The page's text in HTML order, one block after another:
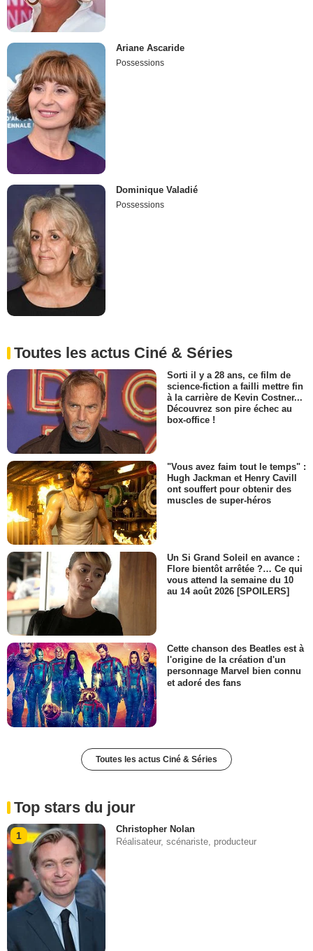
Ariane Ascaride
Possessions
Dominique Valadié
Possessions
Toutes les actus Ciné & Séries
Sorti il y a 28 ans, ce film de
science-fiction a failli mettre fin
à la carrière de Kevin Costner...
Découvrez son pire échec au
box-office !
"Vous avez faim tout le temps" :
Hugh Jackman et Henry Cavill
ont souffert pour obtenir des
muscles de super-héros
Un Si Grand Soleil en avance :
Flore bientôt arrêtée ?… Ce qui
vous attend la semaine du 10
au 14 août 2026 [SPOILERS]
Cette chanson des Beatles est à
l'origine de la création d'un
personnage Marvel bien connu
et adoré des fans
Toutes les actus Ciné & Séries
Top stars du jour
1
Christopher Nolan
Réalisateur, scénariste, producteur